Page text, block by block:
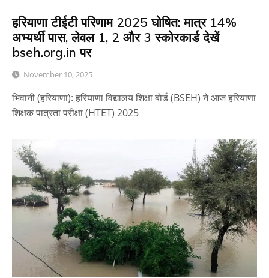
हरियाणा टीईटी परिणाम 2025 घोषित: मात्र 14%
अभ्यर्थी पास, लेवल 1, 2 और 3 स्कोरकार्ड देखें
bseh.org.in पर
November 10, 2025
भिवानी (हरियाणा): हरियाणा विद्यालय शिक्षा बोर्ड (BSEH) ने आज हरियाणा
शिक्षक पात्रता परीक्षा (HTET) 2025